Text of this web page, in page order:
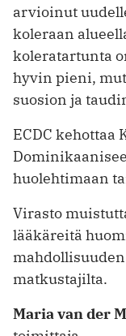
arvioinut
koleraan
koleratartunta
hyvin pieni,
suosion ja
ECDC kehottaa
huolehtimaan
Virasto
lääkäreitä
matkustajilta.
Maria van der